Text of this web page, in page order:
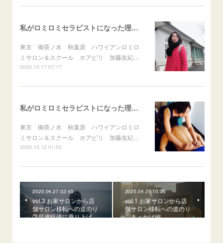
私がロミロミセラピストになった理由 vol.3 感情のフタを外したら…
東京 御茶ノ水 秋葉原 ハワイアンロミロ
ミサロン＆スクール ホアピリ 加藤友紀…
2020.10.17 07:17
私がロミロミセラピストになった理由 vol.2 突然の福音！？
東京 御茶ノ水 秋葉原 ハワイアンロミロ
ミサロン＆スクール ホアピリ 加藤友紀…
2020.10.12 01:02
2020.04.27 02:45
vol.3 お家サロンから店
舗サロン移転への道のり
③早速暗礁に乗り上げ…
2020.04.25 10:35
vol.1 お家サロンから店
舗サロン移転への道のり
①きっかけ編